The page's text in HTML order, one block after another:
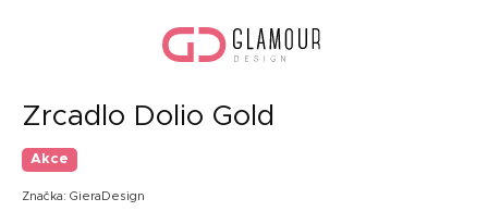
Zrcadlo Dolio Gold
Akce
Značka: GieraDesign